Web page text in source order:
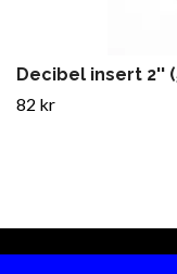
Decibel insert 2''
82 kr